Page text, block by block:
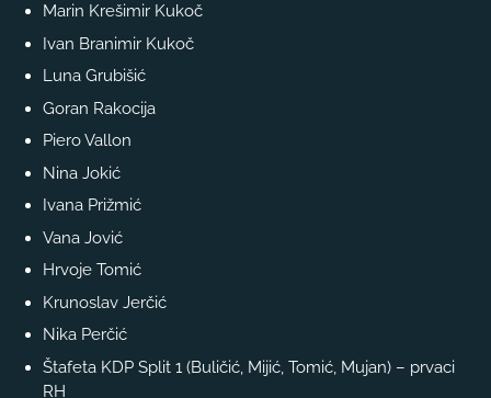
Marin Krešimir Kukoč
Ivan Branimir Kukoč
Luna Grubišić
Goran Rakocija
Piero Vallon
Nina Jokić
Ivana Prižmić
Vana Jović
Hrvoje Tomić
Krunoslav Jerčić
Nika Perčić
Štafeta KDP Split 1 (Buličić, Mijić, Tomić, Mujan) – prvaci
RH